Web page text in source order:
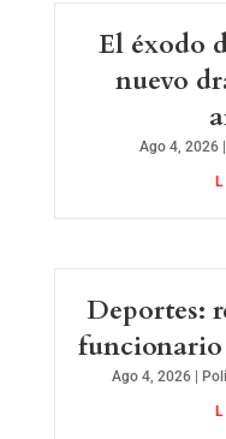
El éxodo
nuevo
Ago 4, 2026|
Deportes:
funcionario
Ago 4, 2026